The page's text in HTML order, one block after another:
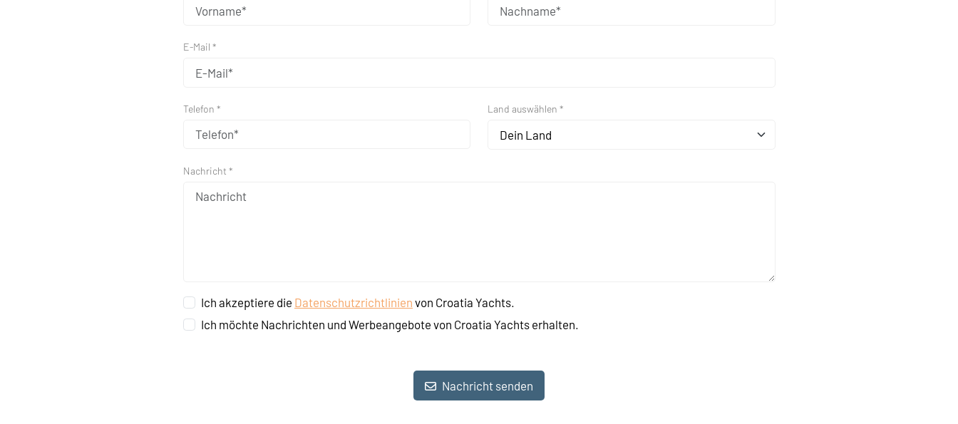
E-Mail *
Telefon * Land auswählen *
Dein Land
Nachricht *
Ich akzeptiere die Datenschutzrichtlinien von Croatia Yachts.
Ich möchte Nachrichten und Werbeangebote von Croatia Yachts erhalten.
Nachricht senden